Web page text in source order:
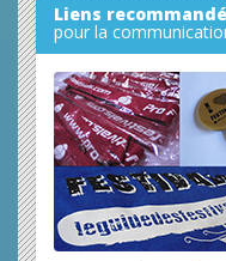
Liens
pour la